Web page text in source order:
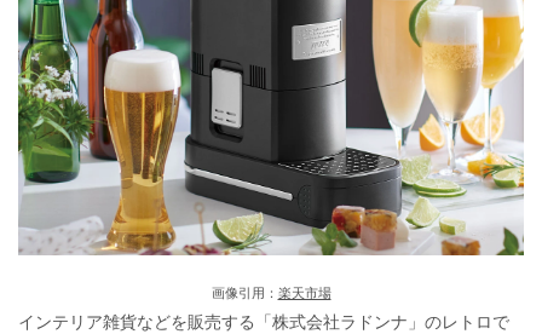
画像引用： 楽天市場
インテリア雑貨などを販売する「株式会社ラドンナ」のレトロで